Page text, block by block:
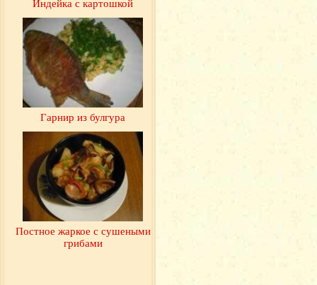
Гарнир из булгура
Постное жаркое с сушеными
грибами